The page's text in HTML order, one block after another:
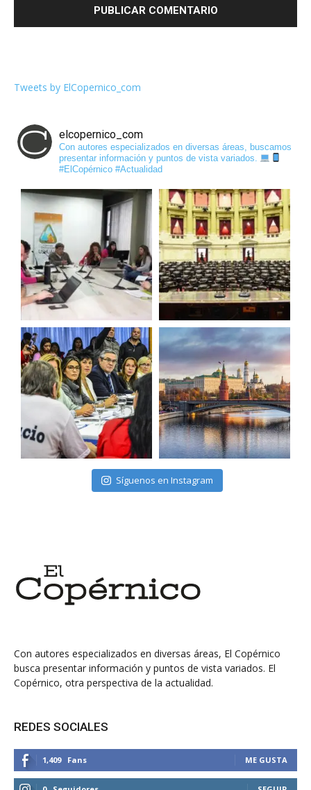
Tweets by ElCopernico_com
elcopernico_com
Con autores especializados en diversas áreas, buscamos
presentar información y puntos de vista variados.
#ElCopérnico #Actualidad
Síguenos en Instagram
Con autores especializados en diversas áreas, El Copérnico
busca presentar información y puntos de vista variados. El
Copérnico, otra perspectiva de la actualidad.
REDES SOCIALES
1,409 Fans ME GUSTA